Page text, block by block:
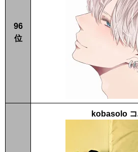
96
位
kobasolo コ